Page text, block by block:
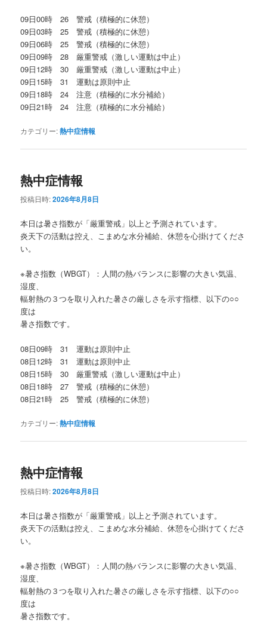
09日00時 26 警戒（積極的に休憩）
09日03時 25 警戒（積極的に休憩）
09日06時 25 警戒（積極的に休憩）
09日09時 28 厳重警戒（激しい運動は中止）
09日12時 30 厳重警戒（激しい運動は中止）
09日15時 31 運動は原則中止
09日18時 24 注意（積極的に水分補給）
09日21時 24 注意（積極的に水分補給）
カテゴリー:熱中症情報
熱中症情報
投稿日時:2026年8月8日
本日は暑さ指数が「厳重警戒」以上と予測されています。
炎天下の活動は控え、こまめな水分補給、休憩を心掛けてくださ
い。
※暑さ指数（WBGT）：人間の熱バランスに影響の大きい気温、
湿度、
輻射熱の３つを取り入れた暑さの厳しさを示す指標、以下の○○
度は
暑さ指数です。
08日09時 31 運動は原則中止
08日12時 31 運動は原則中止
08日15時 30 厳重警戒（激しい運動は中止）
08日18時 27 警戒（積極的に休憩）
08日21時 25 警戒（積極的に休憩）
カテゴリー:熱中症情報
熱中症情報
投稿日時:2026年8月8日
本日は暑さ指数が「厳重警戒」以上と予測されています。
炎天下の活動は控え、こまめな水分補給、休憩を心掛けてくださ
い。
※暑さ指数（WBGT）：人間の熱バランスに影響の大きい気温、
湿度、
輻射熱の３つを取り入れた暑さの厳しさを示す指標、以下の○○
度は
暑さ指数です。